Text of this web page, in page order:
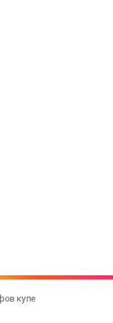
купе